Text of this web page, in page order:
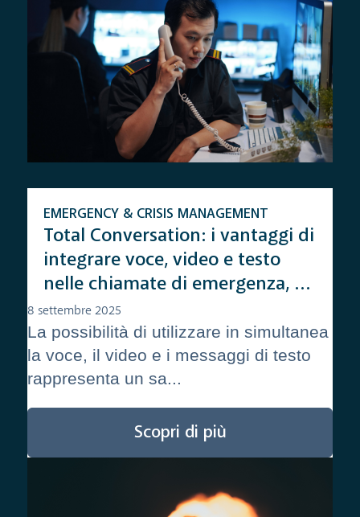
Total Conversation: i vantaggi di
integrare voce, video e testo
nelle chiamate di emergenza, e
come farlo
EMERGENCY & CRISIS MANAGEMENT
8 settembre 2025
La possibilità di utilizzare in simultanea
la voce, il video e i messaggi di testo
rappresenta un sa...
Scopri di più